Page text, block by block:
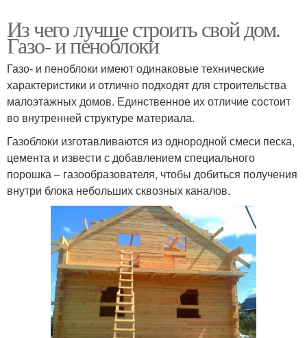
Из чего лучше строить свой дом.
Газо- и пеноблоки
Газо- и пеноблоки имеют одинаковые технические
характеристики и отлично подходят для строительства
малоэтажных домов. Единственное их отличие состоит
во внутренней структуре материала.
Газоблоки изготавливаются из однородной смеси песка,
цемента и извести с добавлением специального
порошка – газообразователя, чтобы добиться получения
внутри блока небольших сквозных каналов.